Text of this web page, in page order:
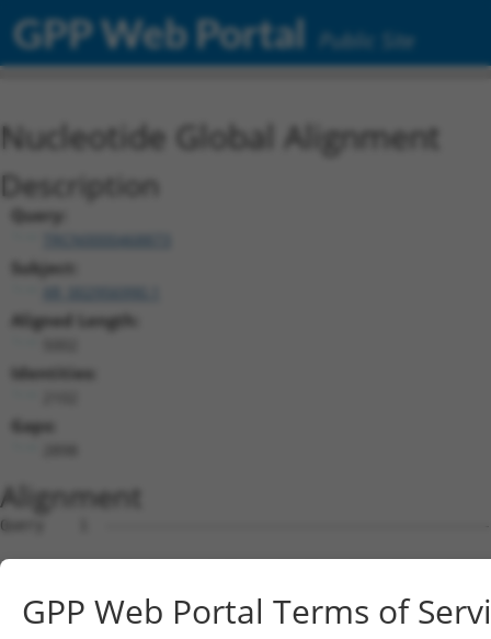
GPP Web Portal Public Site
Nucleotide Global Alignment
Description
Query:
TRCN0000468873
Subject:
Aligned Length:
Identities:
Gaps:
Alignment
Query    1  --------------------------------------------------------------------------  0
                                                                                      
Sbjct    1  GCTAATGAGAGCTCTAACACTCCTGGACTTGACTGAAAATTTTTCTCAGTAGGTTTCAGAAAGTGCTGAGAGGT  74

Query    1  --------------------------------------------------------------------------  0
                                                                                      
Sbjct   75  GTAAGCCCAGCAACGTGCAAGGGGAAAGGGGACAGGATTCTGGATGGCCATTTGCTTCACTGGGATGCAAAACC  148

Query    1  --------------------------------------------------------------------------  0
                                                                                      
Sbjct  149  TCTTTTGAGTACTAGAATCAGTATTTCTTCTTCCATCTCTGCTGTACCTGAGAAGAAATGGCCAAACGCACCTT  222

Query    1  ----------------------------------------ATGAGTGCCATCACAGTGGCCCTTCTCAGCCTCT  34
                                                    ||||||||||||||||||||||||||||||||||
Sbjct  223  CTCTAACTTGGAGACATTCCTGATTTTCCTCCTTGTAATGATGAGTGCCATCACAGTGGCCCTTCTCAGCCTCT  296

Query   35  TGTTTATCACCAGTGGGACCATTGAAAACCACAAAGATTTAGGAGGCCATTTTTTTTCAACCACCCAAAGCCCT  108
            ||||||||||||||||||||||||||||||||||||||||||||||||||||||||||||||||||||||||||
Sbjct  297  TGTTTATCACCAGTGGGACCATTGAAAACCACAAAGATTTAGGAGGCCATTTTTTTTCAACCACCCAAAGCCCT  370

Query  109  CCAGCCACCCAGGGCTCCACAGCCGCCCAACGCTCCACAGCCACCCAGCATTCCACAGCCACCCAGAGCTCCAC  182
            |||||||||||||||||||||||.||||||||||||||||||||||||||||||||||||||||||||||||||
Sbjct  371  CCAGCCACCCAGGGCTCCACAGCTGCCCAACGCTCCACAGCCACCCAGCATTCCACAGCCACCCAGAGCTCCAC  444

Query  183  AGCCACTCAAACTTCTCCAGTGCCTTTAACCCCAGAGTCTCCTCTATTTCAGAACTTCAGTGGCTACCATATTG  256
            ||||||||||||||||||||||||||||||||||||||||||||||||||||||||||||||||||||||||||
Sbjct  445  AGCCACTCAAACTTCTCCAGTGCCTTTAACCCCAGAGTCTCCTCTATTTCAGAACTTCAGTGGCTACCATATTG  518

Query  257  GTGTTGGACGAGCTGACTGCACAGGACAAGTAGCAGATATCAATTTGATGGGCTATGGCAAATCCGGCCAGAAT  330
            ||||||||||||||||||||||||||||||||||||||||||||||||||||||||||||||||||||||||||
Sbjct  519  GTGTTGGACGAGCTGACTGCACAGGACAAGTAGCAGATATCAATTTGATGGGCTATGGCAAATCCGGCCAGAAT  592

Query  331  GCACAGGGCATCCTCACCAGGCTATACAGTCGTGCCTTCATCATGGCAGAACCTGATGGGTCCAATCGAACAGT  404
            ||||||||||||||||||||||||||||||||||||||||||||||||||||||||||||||||||||||||||
Sbjct  593  GCACAGGGCATCCTCACCAGGCTATACAGTCGTGCCTTCATCATGGCAGAACCTGATGGGTCCAATCGAACAGT  666

Query  405  GTTTGTCAGCATCGACATAGGCATGGTATCCCAAAGGCTCAGGCTGGAGGTCCTGAACAGACTGCAGAGTAAAT  478
            ||||||||||||||||||||||||||||||.|||||||||||||||||||||||||||||||||||||||||||
Sbjct  667  GTTTGTCAGCATCGACATAGGCATGGTATCACAAAGGCTCAGGCTGGAGGTCCTGAACAGACTGCAGAGTAAAT  740

Query  479  ATGGCTCCCTGTACAGAAGAGATAATGTCATCCTGAGTGGCACTCACACTCATTCAGGTCCTGCAGGATATTTC  552
            ||||||||||||||||||||||||||||||||||||||||||||||||||||||||||||||||||||||||||
Sbjct  741  ATGGCTCCCTGTACAGAAGAGATAATGTCATCCTGAGTGGCACTCACACTCATTCAGGTCCTGCAGGATATTTC  814

Query  553  CAGTATACCGTGTTTGTAATTGCCAGTGAAGGATTTAGCAATCAAACTTTTCAGCACATGGTCACTGGTATCTT  626
            ||||||||||||||||||||||||||||||||||||||||||||||||||||||||||||||||||||||||||
Sbjct  815  CAGTATACCGTGTTTGTAATTGCCAGTGAAGGATTTAGCAATCAAACTTTTCAGCACATGGTCACTGGTATCTT  888

Query  627  GAAGAGCATTGACATAGCACACACAAATATGAAACCAGGCAAAATCTTCATCAATAAAGGAAATGTGGATGGTG  700
            ||||||||||||||||||||||||||||||||||||||||||||||||||||||||||||||||||||||||||
Sbjct  889  GAAGAGCATTGACATAGCACACACAAATATGAAACCAGGCAAAATCTTCATCAATAAAGGAAATGTGGATGGTG  962

Query  701  TGCAGATCAACAGAAGTCCGTATTCTTACCTTCAAAATCCGCAGTCAGAGAGAGCAAGGTATTCTTCAAATACA  774
            ||||||||||||||||||||||||||||||||||||||||||||||||||||||||||||||||||||||||||
Sbjct  963  TGCAGATCAACAGAAGTCCGTATTCTTACCTTCAAAATCCGCAGTCAGAGAGAGCAAGGTATTCTTCAAATACA  1036

Query  775  GACAAGGAAATGATAGTTTTGAAAATGGTAGATTTGAATGGAGATGACTTGGGCCTTATCAGCTGGTTTGCCAT  848
            ||||||||||||||||||||||||||||||||||||||||||||||||||||||||||||||||||||||||||
Sbjct 1037  GACAAGGAAATGATAGTTTTGAAAATGGTAGATTTGAATGGAGATGACTTGGGCCTTATCAGCTGGTTTGCCAT  1110

Query  849  CCACCCGGTCAGCATGAACAACAGTAACCATCTTGTAAACAGTGACAATGTGGGCTATGCATCTTACCTGCTTG  922
            ||||||||||||||||||||||||||||||||||||||||||||||||||||||||||||||||||||||||||
Sbjct 1111  CCACCCGGTCAGCATGAACAACAGTAACCATCTTGTAAACAGTGACAATGTGGGCTATGCATCTTACCTGCTTG  1184

Query  923  AGCAAGAGAAGAACAAAGGATATCTACCTGGACAGGGGCCATTTGTAGCAGCCTTTGCTTCATCAAACCTAGGA  996
            ||||||||||||||||||||||||||||||||||||||||||||||||||||||||||||||||||||||||||
Sbjct 1185  AGCAAGAGAAGAACAAAGGATATCTACCTGGACAGGGGCCATTTGTAGCAGCCTTTGCTTCATCAAACCTAGGA  1258

Query  997  GATGTGTCCCCCAACATTCTTGGACCACGTTGCATCAACACAGGAGAGTCCTGTGATAACGCCAATAGCACTTG  1070
            ||||||||||||||||||||||||||||||||||||||||||||||||||||||||||||||||||||||||||
Sbjct 1259  GATGTGTCCCCCAACATTCTTGGACCACGTTGCATCAACACAGGAGAGTCCTGTGATAACGCCAATAGCACTTG  1332

Query 1071  TCCCATTGGTGGGCCTAGCATGTGCATTGCTAAGGGACCTGGACAGGATATGTTTGACAGCACACAAATTATAG  1144
            ||||||||||||||||||||||||||||||||||||||||||||||||||||||||||||||||||||||||||
Sbjct 1333  TCCCATTGGTGGGCCTAGCATGTGCATTGCTAAGGGACCTGGACAGGATATGTTTGACAGCACACAAATTATAG  1406

Query 1145  GACGGGCCATGTATCAGAGAGCAAAG------------------------------------------------  1170
            ||||||||||||||||||||||||||                                                
Sbjct 1407  GACGGGCCATGTATCAGAGAGCAAAGGAACTCTATGCCTCTGCCTCCCAGGAGGTAACAGGACCACTGGCTTCA  1480

Query 1171  ---------------------------------------------------------TCAAAAACATGTAAACC  1187
                                                                     |||||||||||||||||
Sbjct 1481  GCACACCAGTGGGTGGATATGACAGATGTGACTGTCTGGCTCAATTCCACACATGCATCAAAAACATGTAAACC  1554

Query 1188  AGCATTGGGCTACAGTTTTGCAGCTGGCACTATTGATGGAGTTGGAGGCCTCAATTTTACACAGGGGAAAACAG  1261
            ||||||||||||||||||||||||||||||||||||||||||||||||||||||||||||||||||||||||||
Sbjct 1555  AGCATTGGGCTACAGTTTTGCAGCTGGCACTATTGATGGAGTTGGAGGCCTCAATTTTACACAGGGGAAAACAG  1628

Query 1262  AAGGGGATCCATTTTGGGACACCATTCGGGACCAGATCCTGGGAAAGCCATCTGAAGAAATTAAAGAATGTCAT  1335
GPP Web Portal Terms of